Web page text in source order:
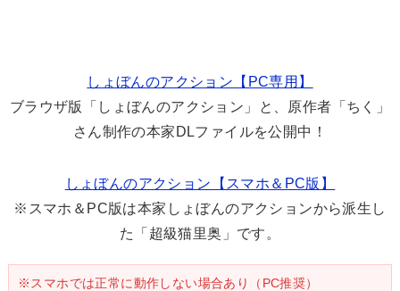
しょぼんのアクション【PC専用】
ブラウザ版「しょぼんのアクション」と、原作者「ちく」
さん制作の本家DLファイルを公開中！
しょぼんのアクション【スマホ＆PC版】
※スマホ＆PC版は本家しょぼんのアクションから派生し
た「超級猫里奥」です。
※スマホでは正常に動作しない場合あり（PC推奨）